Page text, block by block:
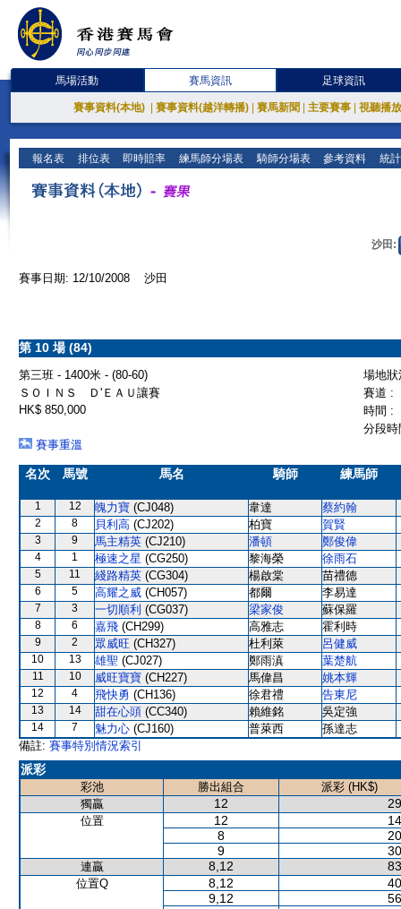
馬場活動 賽馬資訊 足球資訊
賽事資料(本地) 賽事資料(越洋轉播) 賽馬新聞 主要賽事 視聽播
報名表 排位表 即時賠率 練馬師分場表 騎師分場表 參考資料 統
沙田:
賽事日期: 12/10/2008 沙田
第 10 場 (84)
第三班 - 1400米 - (80-60)
場地
ＳＯＩＮＳ Ｄ'ＥＡＵ讓賽
賽道 :
HK$ 850,000
時間 :
分段
賽事重溫
名次 馬號 馬名 騎師 練馬師
1 12 魄力寶 (CJ048) 韋達 蔡約翰
2 8 貝利高 (CJ202) 柏寶 賀賢
3 9 馬主精英 (CJ210) 潘頓 鄭俊偉
4 1 極速之星 (CG250) 黎海榮 徐雨石
5 11 綫路精英 (CG304) 楊啟棠 苗禮德
6 5 高耀之威 (CH057) 都爾 李易達
7 3 一切順利 (CG037) 梁家俊 蘇保羅
8 6 嘉飛 (CH299) 高雅志 霍利時
9 2 眾威旺 (CH327) 杜利萊 呂健威
10 13 雄聖 (CJ027) 鄭雨滇 葉楚航
11 10 威旺寶寶 (CH227) 馬偉昌 姚本輝
12 4 飛快勇 (CH136) 徐君禮 告東尼
13 14 甜在心頭 (CC340) 賴維銘 吳定強
14 7 魅力心 (CJ160) 普萊西
孫達志
備註: 賽事特別情況索引
派彩
彩池 勝出組合
派彩 (HK$)
獨贏
12
位置 12
8
9
連贏 8,12
位置Q 8,12
9,12